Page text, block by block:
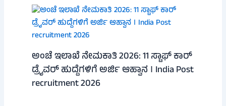
ಅಂಚೆ ಇಲಾಖೆ ನೇಮಕಾತಿ 2026: 11 ಸ್ಟಾಫ್ ಕಾರ್
ಡ್ರೈವರ್ ಹುದ್ದೆಗಳಿಗೆ ಅರ್ಜಿ ಆಹ್ವಾನ । India Post
recruitment 2026